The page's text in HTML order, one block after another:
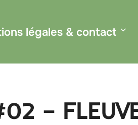
légales & contact
–